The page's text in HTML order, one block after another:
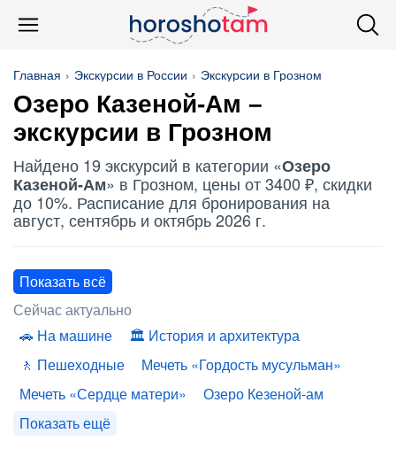
Главная Экскурсии в России Экскурсии в Грозном
Озеро Казеной-Ам –
экскурсии в Грозном
Найдено 19 экскурсий в категории «Озеро
Казеной-Ам» в Грозном, цены от 3400 ₽, скидки
до 10%. Расписание для бронирования на
август, сентябрь и октябрь 2026 г.
Показать всё
Сейчас актуально
На машине
История и архитектура
Пешеходные
Мечеть «Гордость мусульман»
Мечеть «Сердце матери»
Озеро Кезеной-ам
Показать ещё